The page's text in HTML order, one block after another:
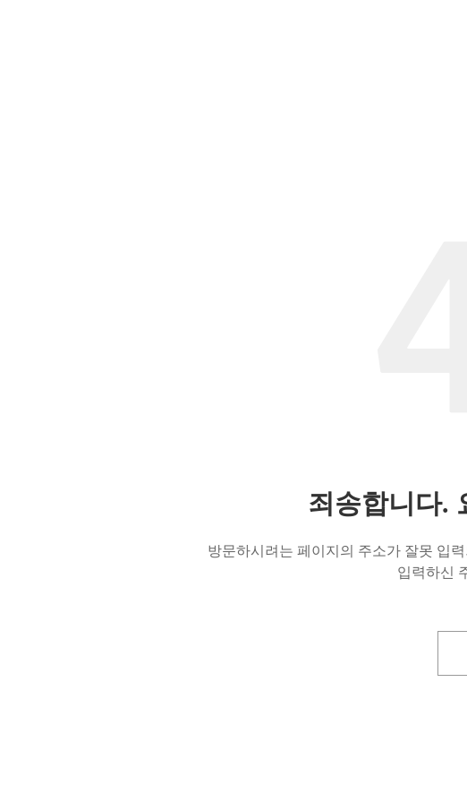
죄송합니다.
방문하시려는 페이지의 주소가 잘못 입
입력하신